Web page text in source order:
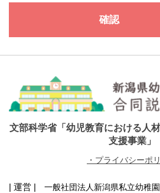
文部科学省「幼児教育における人
支援事業」
・プライバシーポ
| 運営 | 一般社団法人新潟県私立幼稚